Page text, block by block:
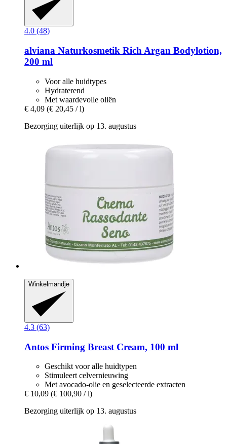
4.0 (48)
alviana Naturkosmetik Rich Argan Bodylotion,
200 ml
Voor alle huidtypes
Hydraterend
Met waardevolle oliën
€ 4,09 (€ 20,45 / l)
Bezorging uiterlijk op 13. augustus
Winkelmandje
4.3 (63)
Antos Firming Breast Cream, 100 ml
Geschikt voor alle huidtypen
Stimuleert celvernieuwing
Met avocado-olie en geselecteerde extracten
€ 10,09 (€ 100,90 / l)
Bezorging uiterlijk op 13. augustus